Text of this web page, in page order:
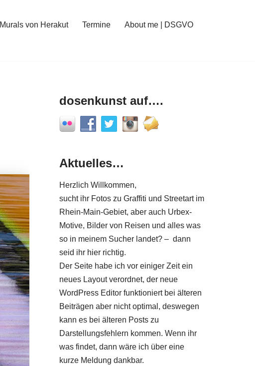
Murals von Herakut Termine About me | DSGVO
dosenkunst auf….
Aktuelles…
Herzlich Willkommen,
sucht ihr Fotos zu Graffiti und Streetart im
Rhein-Main-Gebiet, aber auch Urbex-
Motive, Bilder von Reisen und alles was
so in meinem Sucher landet? – dann
seid ihr hier richtig.
Der Seite habe ich vor einiger Zeit ein
neues Layout verordnet, der neue
WordPress Editor funktioniert bei älteren
Beiträgen aber nicht optimal, deswegen
kann es bei älteren Posts zu
Darstellungsfehlern kommen. Wenn ihr
was findet, dann wäre ich über eine
kurze Meldung dankbar.